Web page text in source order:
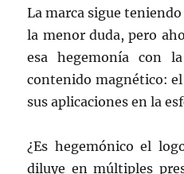
La marca sigue
la menor duda, pero
esa hegemonía con
contenido magnético:
sus aplicaciones en la
¿Es hegemónico el
diluye en múltiples